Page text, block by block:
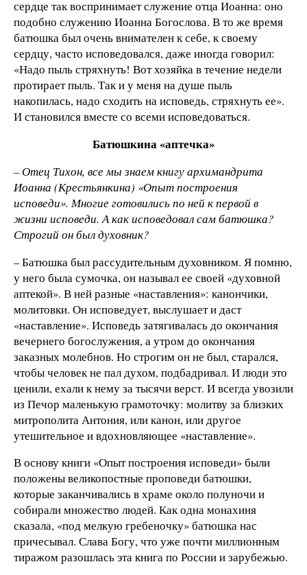
сердце так воспринимает служение отца Иоанна: оно
подобно служению Иоанна Богослова. В то же время
батюшка был очень внимателен к себе, к своему
сердцу, часто исповедовался, даже иногда говорил:
«Надо пыль стряхнуть! Вот хозяйка в течение недели
протирает пыль. Так и у меня на душе пыль
накопилась, надо сходить на исповедь, стряхнуть ее».
И становился вместе со всеми исповедоваться.
Батюшкина «аптечка»
– Отец Тихон, все мы знаем книгу архимандрита
Иоанна (Крестьянкина) «Опыт построения
исповеди». Многие готовились по ней к первой в
жизни исповеди. А как исповедовал сам батюшка?
Строгий он был духовник?
– Батюшка был рассудительным духовником. Я помню,
у него была сумочка, он называл ее своей «духовной
аптекой». В ней разные «наставления»: канончики,
молитовки. Он исповедует, выслушает и даст
«наставление». Исповедь затягивалась до окончания
вечернего богослужения, а утром до окончания
заказных молебнов. Но строгим он не был, старался,
чтобы человек не пал духом, подбадривал. И люди это
ценили, ехали к нему за тысячи верст. И всегда увозили
из Печор маленькую грамоточку: молитву за близких
митрополита Антония, или канон, или другое
утешительное и вдохновляющее «наставление».
В основу книги «Опыт построения исповеди» были
положены великопостные проповеди батюшки,
которые заканчивались в храме около полуночи и
собирали множество людей. Как одна монахиня
сказала, «под мелкую гребеночку» батюшка нас
причесывал. Слава Богу, что уже почти миллионным
тиражом разошлась эта книга по России и зарубежью.